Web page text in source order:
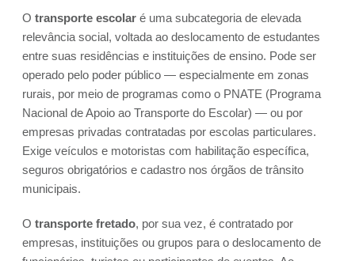
O transporte escolar é uma subcategoria de elevada
relevância social, voltada ao deslocamento de estudantes
entre suas residências e instituições de ensino. Pode ser
operado pelo poder público — especialmente em zonas
rurais, por meio de programas como o PNATE (Programa
Nacional de Apoio ao Transporte do Escolar) — ou por
empresas privadas contratadas por escolas particulares.
Exige veículos e motoristas com habilitação específica,
seguros obrigatórios e cadastro nos órgãos de trânsito
municipais.
O transporte fretado, por sua vez, é contratado por
empresas, instituições ou grupos para o deslocamento de